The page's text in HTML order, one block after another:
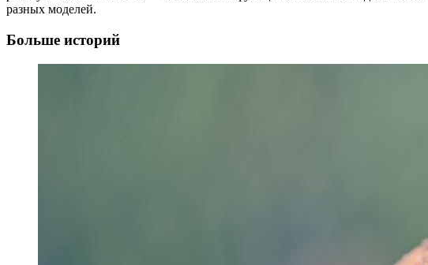
разных моделей.
Больше историй